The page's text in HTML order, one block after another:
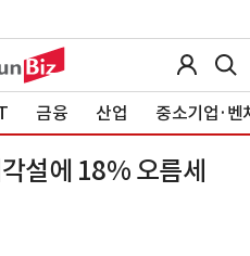
금융 산업 중소기업·벤
설에 18% 오름세